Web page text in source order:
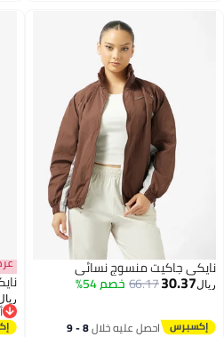
3
نايكي جاكيت منسوج نسائي
ريال30.37
66.17خصم 54%
احصل عليه خلال 8 - 9
2